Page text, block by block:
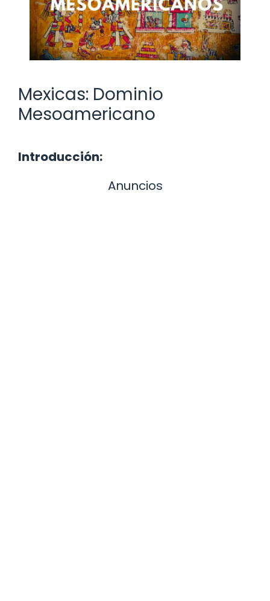
Mexicas: Dominio
Mesoamericano
Introducción:
Anuncios